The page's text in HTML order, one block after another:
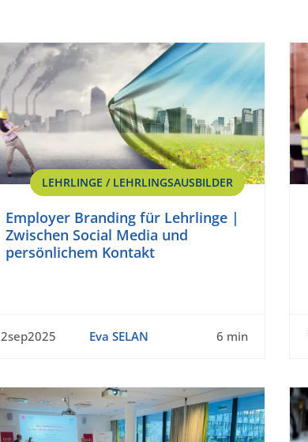
LEHRLINGE / LEHRLINGSAUSBILDER
Employer Branding für Lehrlinge |
Zwischen Social Media und
persönlichem Kontakt
2sep2025 Eva SELAN 6 min